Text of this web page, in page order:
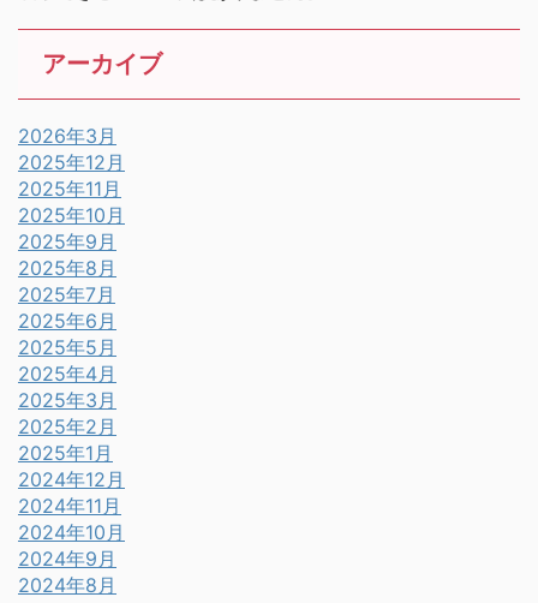
アーカイブ
2026年3月
2025年12月
2025年11月
2025年10月
2025年9月
2025年8月
2025年7月
2025年6月
2025年5月
2025年4月
2025年3月
2025年2月
2025年1月
2024年12月
2024年11月
2024年10月
2024年9月
2024年8月